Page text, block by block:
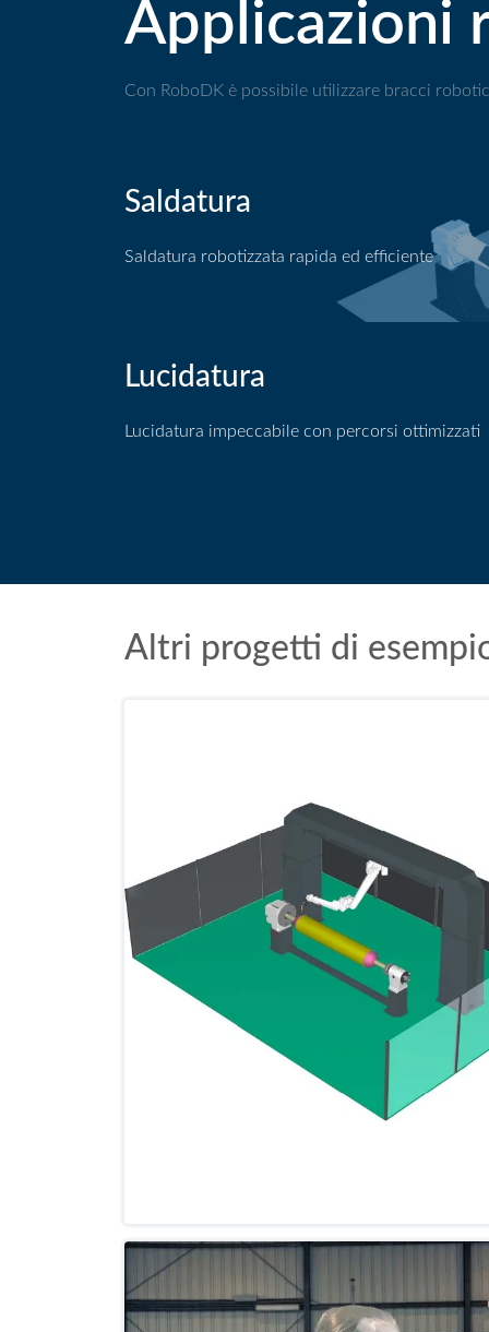
Applicazioni
Con RoboDK è possibile utilizzare bracci
Saldatura
Saldatura robotizzata rapida ed efficiente
Lucidatura
Lucidatura impeccabile con percorsi ottimizzati
Altri progetti di